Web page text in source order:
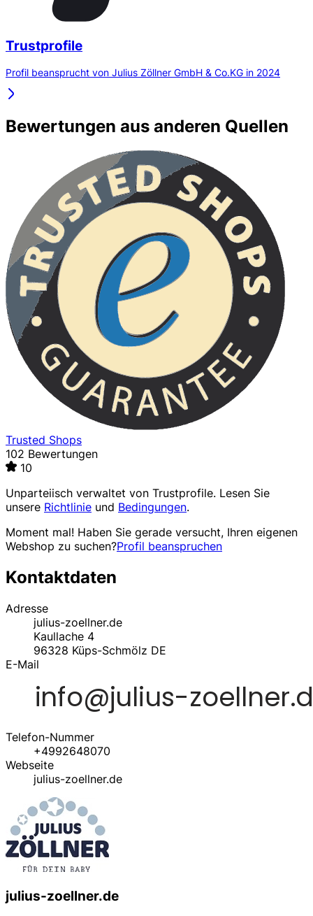
Trustprofile
Profil beansprucht von Julius Zöllner GmbH & Co.KG in 2024
Bewertungen aus anderen Quellen
Trusted Shops
102 Bewertungen
10
Unparteiisch verwaltet von Trustprofile. Lesen Sie
unsere Richtlinie und Bedingungen.
Moment mal! Haben Sie gerade versucht, Ihren eigenen
Webshop zu suchen?Profil beanspruchen
Kontaktdaten
Adresse
julius-zoellner.de
Kaullache 4
96328 Küps-Schmölz DE
E-Mail
Telefon-Nummer
+4992648070
Webseite
julius-zoellner.de
julius-zoellner.de